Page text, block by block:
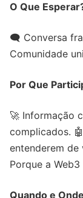
O Que
🗨️ Conversa
Comunidade
Por Que
🚀 Informação
complicados.
entenderem de
Porque a
Quando e